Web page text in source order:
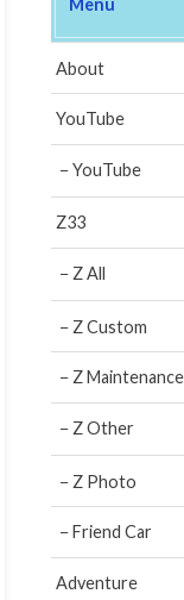
About
YouTube
YouTube
Z33
Z All
Z Custom
Z Maintenance
Z Other
Z Photo
Friend Car
Adventure